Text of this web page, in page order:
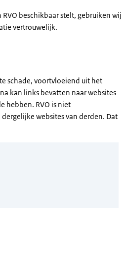
beschikbaar stelt, gebruiken wij
vertrouwelijk.
schade, voortvloeiend uit het
kan links bevatten naar websites
hebben. RVO is niet
websites van derden. Dat